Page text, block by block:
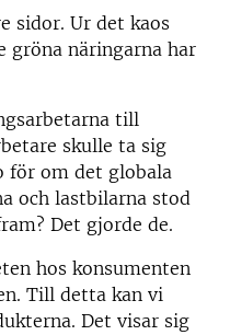
sidor. Ur det kaos
gröna näringarna har
till
skulle ta sig
för om det globala
och lastbilarna stod
Det gjorde de.
hos konsumenten
Till detta kan vi
Det visar sig